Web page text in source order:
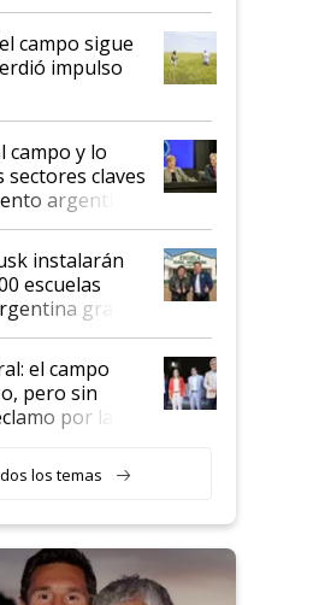
como "darle
droga":
el libertario
crisis salió
campo sigue
impulso
campo y lo
claves
argentino
instalarán
escuelas
gracias
Starlink
el campo
pero sin
por las
los temas